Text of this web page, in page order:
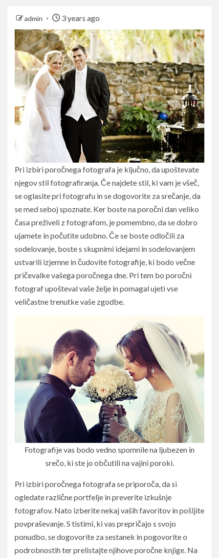
admin 3 years ago
Pri izbiri poročnega fotografa je ključno, da upoštevate
njegov stil fotografiranja. Če najdete stil, ki vam je všeč,
se oglasite pri fotografu in se dogovorite za srečanje, da
se med seboj spoznate. Ker boste na poročni dan veliko
časa preživeli z fotografom, je pomembno, da se dobro
ujamete in počutite udobno. Če se boste odločili za
sodelovanje, boste s skupnimi idejami in sodelovanjem
ustvarili izjemne in čudovite fotografije, ki bodo večne
pričevalke vašega poročnega dne. Pri tem bo poročni
fotograf upošteval vaše želje in pomagal ujeti vse
veličastne trenutke vaše zgodbe.
Fotografije vas bodo vedno spomnile na ljubezen in
srečo, ki ste jo občutili na vajini poroki.
Pri izbiri poročnega fotografa se priporoča, da si
ogledate različne portfelje in preverite izkušnje
fotografov. Nato izberite nekaj vaših favoritov in pošljite
povpraševanje. S tistimi, ki vas prepričajo s svojo
ponudbo, se dogovorite za sestanek in pogovorite o
podrobnostih ter prelistajte njihove poročne knjige. Na